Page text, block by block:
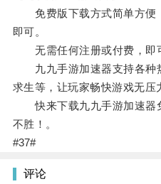
免费版下载方式简单方便
即可。
无需任何注册或付费，即
九九手游加速器支持各种
求生等，让玩家畅快游戏无压
快来下载九九手游加速器
不胜！。
#37#
评论